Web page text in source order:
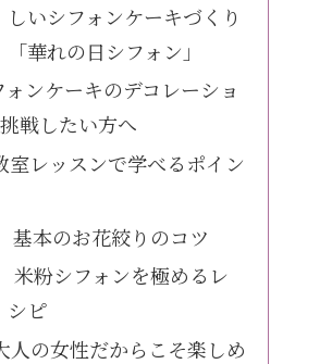
しいシフォンケーキづくり
「華れの日シフォン」
ォンケーキのデコレーショ
戦したい方へ
室レッスンで学べるポイン
基本のお花絞りのコツ
米粉シフォンを極めるレ
シピ
人の女性だからこそ楽しめ